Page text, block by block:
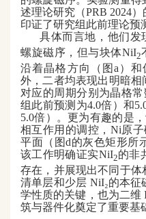
述理论研究（PRB 2024）
印证了研究组此前理论预
具体而言地，他们发
螺旋磁序，但与块体NiI2
沿着晶格方向（图a）
外，二者均表现出明暗相
对应的周期分别为晶格
组此前预测为4.0倍）和
5.0倍）。更为有趣的是
相互作用的调控，Ni原
平面（图d的灰色矩形所
该工作明确证实NiI2的非
存在，并展现出不同于
清单层和少层 NiI₂的本征
学性质的关键，也为二维
筑与器件化奠定了重要基